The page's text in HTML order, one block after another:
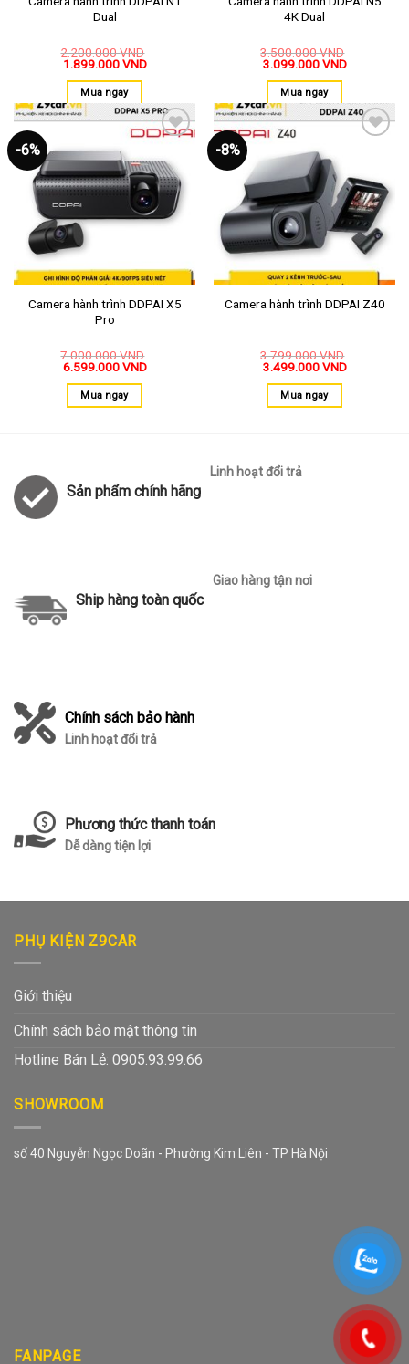
Dual
2.200.000VND
1.899.000VND
Mua ngay
4K Dual
3.500.000VND
3.099.000VND
Mua ngay
-6%
vào
yêu
thích
Camera hành trình DDPAI X5
Pro
7.000.000VND
6.599.000VND
Mua ngay
-8%
thích
Camera hành trình DDPAI Z40
3.799.000VND
3.499.000VND
Mua ngay
Sản phẩm chính hãng
Linh hoạt đổi trả
Ship hàng toàn quốc
Giao hàng tận nơi
Chính sách bảo hành
Linh hoạt đổi trả
Phương thức thanh toán
Dễ dàng tiện lợi
PHỤ KIỆN Z9CAR
Giới thiệu
Chính sách bảo mật thông tin
Hotline Bán Lẻ: 0905.93.99.66
SHOWROOM
số 40 Nguyễn Ngọc Doãn - Phường Kim Liên - TP Hà Nội
FANPAGE